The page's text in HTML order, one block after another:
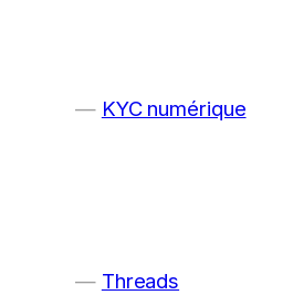
KYC numérique
Threads